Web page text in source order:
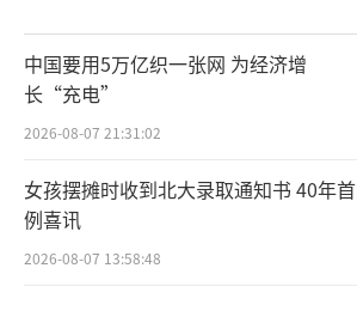
中国要用5万亿织一张网 为经济增
长“充电”
2026-08-07 21:31:02
女孩摆摊时收到北大录取通知书 40年首
例喜讯
2026-08-07 13:58:48